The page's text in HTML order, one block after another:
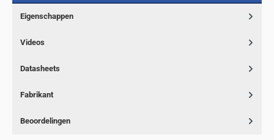
Eigenschappen
Videos
Datasheets
Fabrikant
Beoordelingen